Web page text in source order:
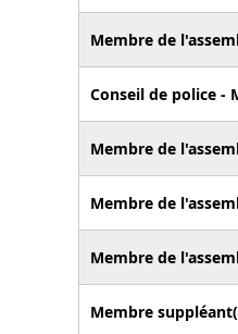
Membre de
Conseil de police -
Membre de
Membre de
Membre de
Membre